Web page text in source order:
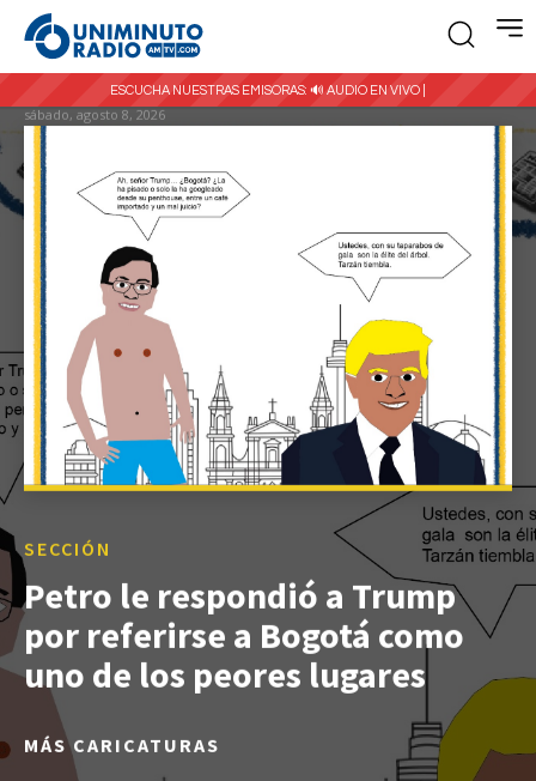
ESCUCHA NUESTRAS EMISORAS: 🔊 AUDIO EN VIVO |
sábado, agosto 8, 2026
SECCIÓN
Petro le respondió a Trump
por referirse a Bogotá como
uno de los peores lugares
MÁS CARICATURAS